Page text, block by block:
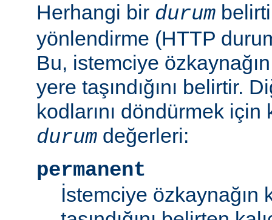
Herhangi bir durum
yönlendirme (HTTP
Bu, istemciye
yere taşındığını belirtir.
kodlarını döndürmek için
durum değerleri:
permanent
İstemciye özkaynağın